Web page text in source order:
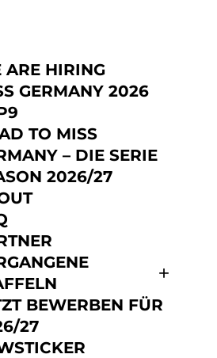
ARE HIRING
GERMANY 2026
TO MISS
– DIE SERIE
2026/27
BEWERBEN FÜR
27